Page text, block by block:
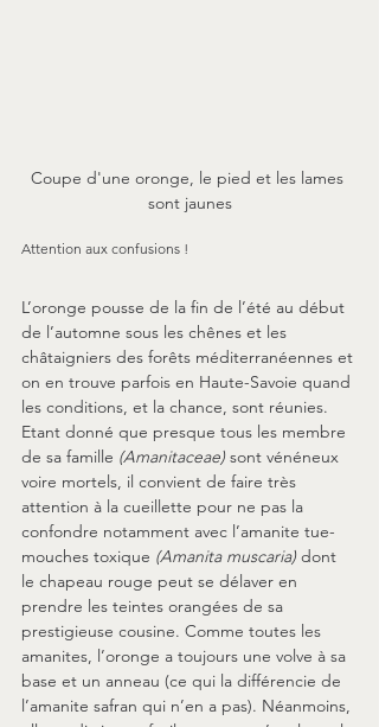
Coupe d'une oronge, le pied et les lames
sont jaunes
Attention aux confusions !
L’oronge pousse de la fin de l’été au début
de l’automne sous les chênes et les
châtaigniers des forêts méditerranéennes et
on en trouve parfois en Haute-Savoie quand
les conditions, et la chance, sont réunies.
Etant donné que presque tous les membre
de sa famille (Amanitaceae) sont vénéneux
voire mortels, il convient de faire très
attention à la cueillette pour ne pas la
confondre notamment avec l’amanite tue-
mouches toxique (Amanita muscaria) dont
le chapeau rouge peut se délaver en
prendre les teintes orangées de sa
prestigieuse cousine. Comme toutes les
amanites, l’oronge a toujours une volve à sa
base et un anneau (ce qui la différencie de
l’amanite safran qui n’en a pas). Néanmoins,